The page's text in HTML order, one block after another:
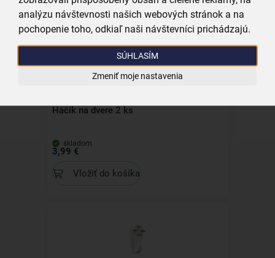
analýzu návštevnosti našich webových stránok a na
pochopenie toho, odkiaľ naši návštevníci prichádzajú.
SÚHLASÍM
Zmeniť moje nastavenia
Vložiť do košíka
Háčik na dvere 2 ks
skladom
3,99 €
Vložiť do košíka